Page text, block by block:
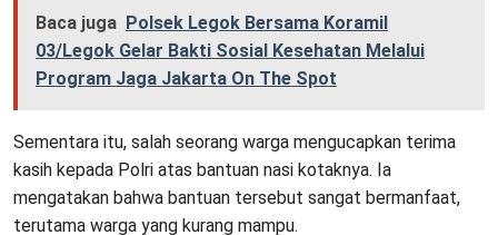
Baca juga Polsek Legok Bersama Koramil
03/Legok Gelar Bakti Sosial Kesehatan Melalui
Program Jaga Jakarta On The Spot
Sementara itu, salah seorang warga mengucapkan terima
kasih kepada Polri atas bantuan nasi kotaknya. Ia
mengatakan bahwa bantuan tersebut sangat bermanfaat,
terutama warga yang kurang mampu.